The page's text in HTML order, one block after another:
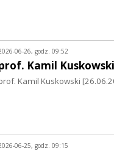
06-26, godz. 09:52
Kamil Kuskowski
Kamil Kuskowski
06-25, godz. 09:15